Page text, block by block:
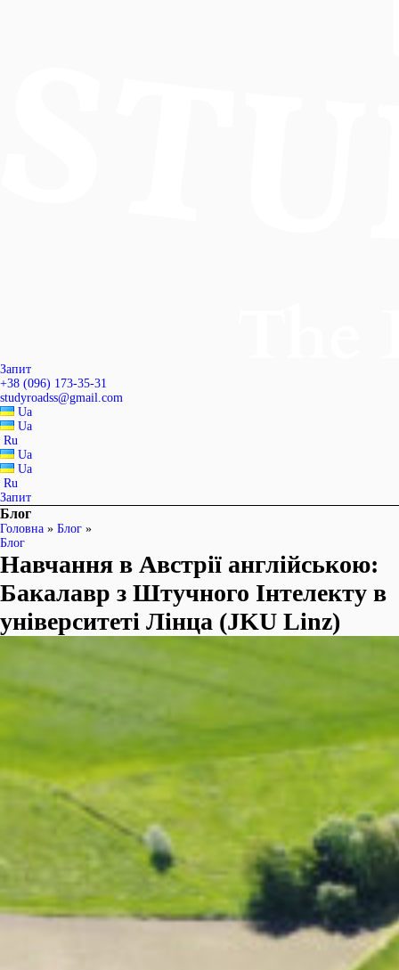
Запит
+38 (096) 173-35-31
studyroadss@gmail.com
Ua
Ua
Ru
Ua
Ua
Ru
Запит
Блог
Головна » Блог »
Блог
Навчання в Австрії англійською:
Бакалавр з Штучного Інтелекту в
університеті Лінца (JKU Linz)